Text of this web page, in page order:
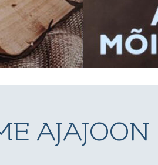
AJAJOON